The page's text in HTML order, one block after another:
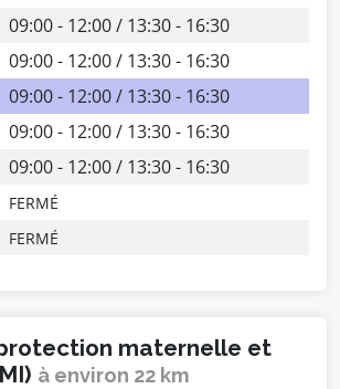
09:00 - 12:00 / 13:30 - 16:30
09:00 - 12:00 / 13:30 - 16:30
09:00 - 12:00 / 13:30 - 16:30
09:00 - 12:00 / 13:30 - 16:30
09:00 - 12:00 / 13:30 - 16:30
FERMÉ
FERMÉ
maternelle et
à environ 22 km